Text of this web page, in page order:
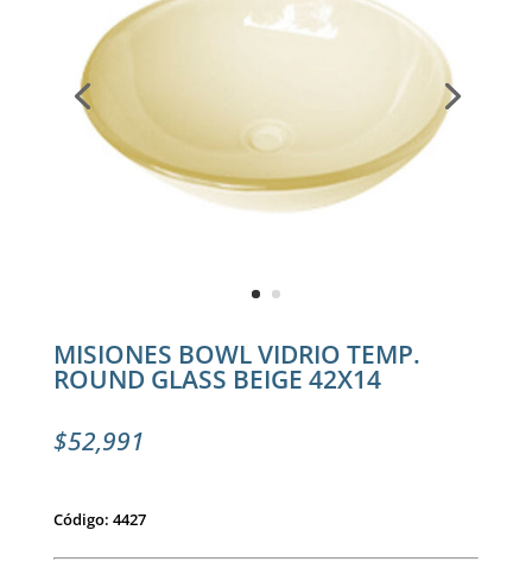
MISIONES BOWL VIDRIO TEMP.
ROUND GLASS BEIGE 42X14
$52,991
Código: 4427